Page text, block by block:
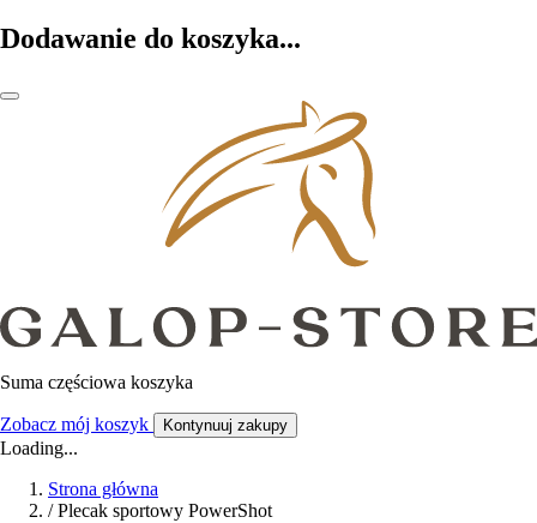
Dodawanie do koszyka...
Suma częściowa koszyka
Zobacz mój koszyk Kontynuuj zakupy
Loading...
Strona główna
/ Plecak sportowy PowerShot